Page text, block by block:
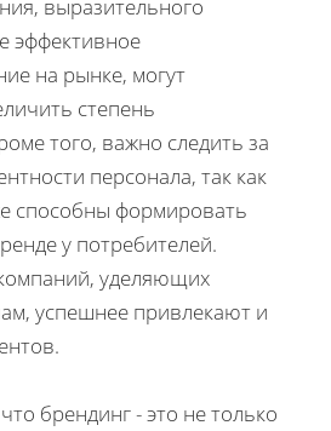
выразительного
эффективное
на рынке, могут
степень
того, важно следить за
персонала, так как
способны формировать
у потребителей.
уделяющих
успешнее привлекают и
брендинг - это не только